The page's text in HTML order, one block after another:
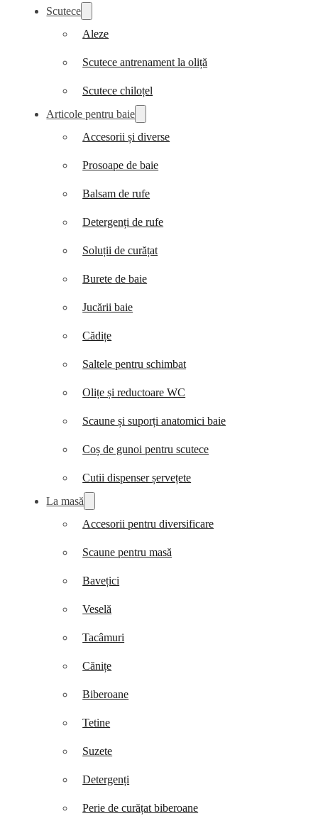
Scutece
Aleze
Scutece antrenament la oliță
Scutece chiloțel
Articole pentru baie
Accesorii și diverse
Prosoape de baie
Balsam de rufe
Detergenți de rufe
Soluții de curățat
Burete de baie
Jucării baie
Cădițe
Saltele pentru schimbat
Olițe și reductoare WC
Scaune și suporți anatomici baie
Coș de gunoi pentru scutece
Cutii dispenser șervețete
La masă
Accesorii pentru diversificare
Scaune pentru masă
Bavețici
Veselă
Tacâmuri
Cănițe
Biberoane
Tetine
Suzete
Detergenți
Perie de curățat biberoane